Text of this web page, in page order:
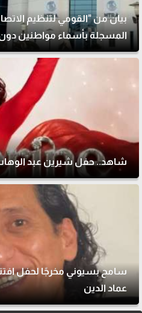
بيان من "القومي لتنظيم
المسجلة بأسماء مواطنين
شاهد.. حفل شيرين عبد
سامح بسيوني مخرجًا لحفل
عماد الدين